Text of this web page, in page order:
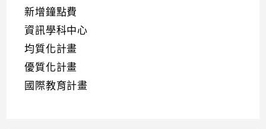
新增鐘點費
資訊學科中心
均質化計畫
優質化計畫
國際教育計畫